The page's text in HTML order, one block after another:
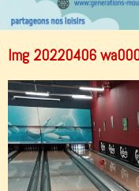
Img 20220406